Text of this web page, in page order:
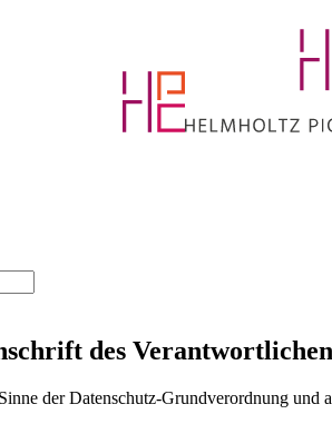
des Verantwortlichen
der Datenschutz-Grundverordnung und